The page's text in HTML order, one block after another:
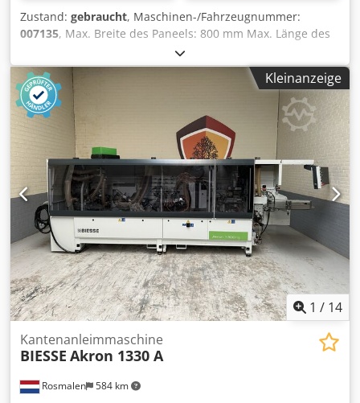
max. – Bei PVC ¦ 135 mm² – Bei Furnier ¦ 100 mm² –
Rollendurchmesser max. ¦ 830 mm – Kantenmaterial
Streifen ¦ 0,4 – 8 mm – Kantenquerschnitt max. – Bei
Streifen ¦ 360 mm² – Vorschub ¦ 8 – 14 m/min – Vorschub
max. mit Formfräse¦ 11 m/min – Arbeitshöhe ¦ 950 mm –
Pneumatikanschluss ¦ min. 6 bar – Gesamtlänge ¦ 5.573
mm Komplettbeschreibung: siehe pdf
Zustand: gebraucht, Maschinen-/Fahrzeugnummer:
007135, Max. Breite des Paneels: 800 mm Max. Länge des
Paneels: 2500 mm Credpfx Abet Hmppjwef
Teilerückführung für Kantenleimmaschine: links
Kleinanzeige
1 / 14
Rosmalen 584 km
Kantenanleimmaschine
BIESSE Akron 1330 A